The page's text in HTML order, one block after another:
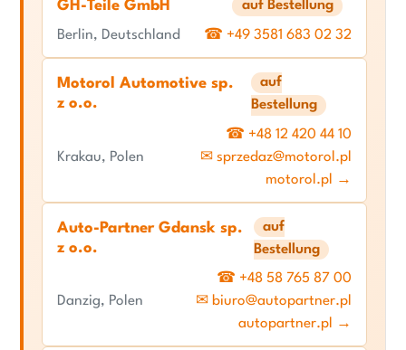
GH-Teile GmbH auf Bestellung
Berlin, Deutschland ☎ +49 3581 683 02 32
Motorol Automotive sp.
z o.o.
auf
Bestellung
Krakau, Polen
☎ +48 12 420 44 10
✉ sprzedaz@motorol.pl
motorol.pl →
Auto-Partner Gdansk sp.
z o.o.
auf
Bestellung
Danzig, Polen
☎ +48 58 765 87 00
✉ biuro@autopartner.pl
autopartner.pl →